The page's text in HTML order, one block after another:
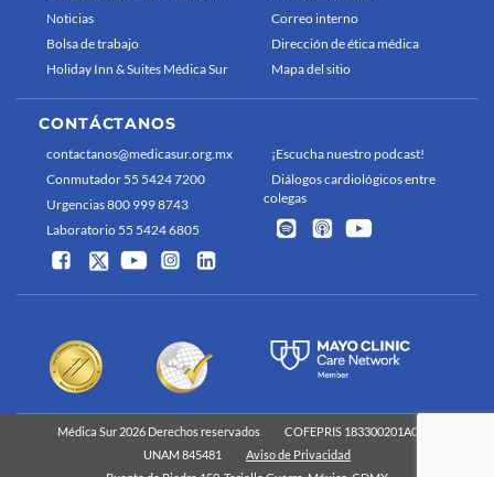
Noticias
Bolsa de trabajo
Holiday Inn & Suites Médica Sur
Correo interno
Dirección de ética médica
Mapa del sitio
CONTÁCTANOS
contactanos@medicasur.org.mx
Conmutador 55 5424 7200
Urgencias 800 999 8743
Laboratorio 55 5424 6805
¡Escucha nuestro podcast!
Diálogos cardiológicos entre
colegas
Médica Sur 2026 Derechos reservados
COFEPRIS 183300201A0829
UNAM 845481
Aviso de Privacidad